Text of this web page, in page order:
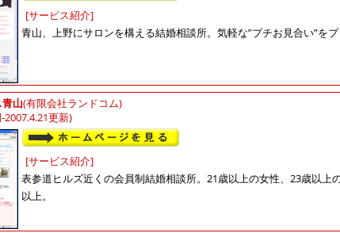
[サービス紹介]
青山、上野にサロンを構える結婚相談所。気軽な”プチお見合い”をプ
山(有限会社ランドコム)
2007.4.21更新)
[サービス紹介]
表参道ヒルズ近くの会員制結婚相談所。21歳以上の女性、23歳以
以上。